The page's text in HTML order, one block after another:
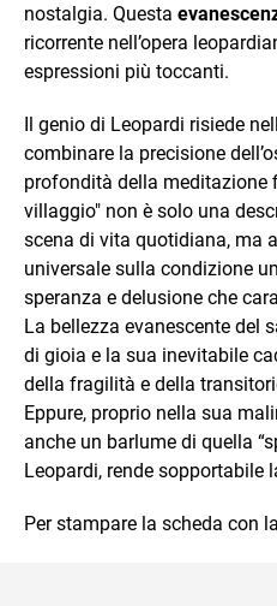
nostalgia. Questa
ricorrente nell’opera
espressioni più toccanti.
Il genio di Leopardi risiede
combinare la precisione
profondità della meditazione
villaggio" non è solo una
scena di vita quotidiana, ma
universale sulla condizione
speranza e delusione che
La bellezza evanescente del
di gioia e la sua inevitabile
della fragilità e della
Eppure, proprio nella sua
anche un barlume di quella
Leopardi, rende sopportabile
Per stampare la scheda con